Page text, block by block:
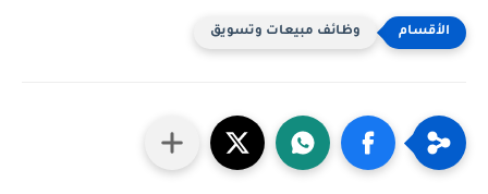
وظائف مبيعات وتسويق